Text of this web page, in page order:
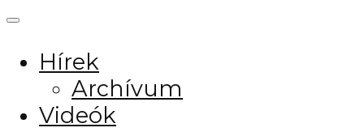
Hírek
Archívum
Videók